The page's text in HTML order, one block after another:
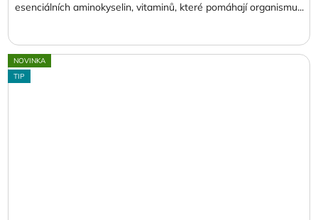
esenciálních aminokyselin, vitaminů, které pomáhají organismu...
NOVINKA
TIP